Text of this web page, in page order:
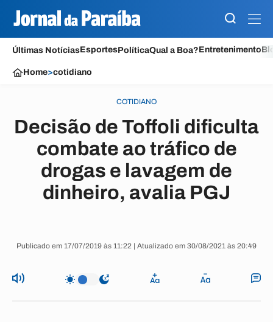
Últimas NotíciasEsportesPolíticaQual a Boa?Entretenimento
Home>cotidiano
COTIDIANO
Decisão de Toffoli dificulta
combate ao tráfico de
drogas e lavagem de
dinheiro, avalia PGJ
Publicado em 17/07/2019 às 11:22 | Atualizado em 30/08/2021 às 20:49